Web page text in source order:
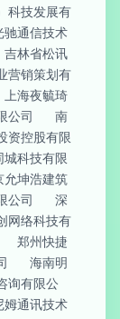
科技发展有
驰通信技术
吉林省松讯
营销策划有
上海夜毓琦
公司
南
资控股有限
城科技有限
允坤浩建筑
公司
深
网络科技有
郑州快捷
海南明
询有限公
姆通讯技术